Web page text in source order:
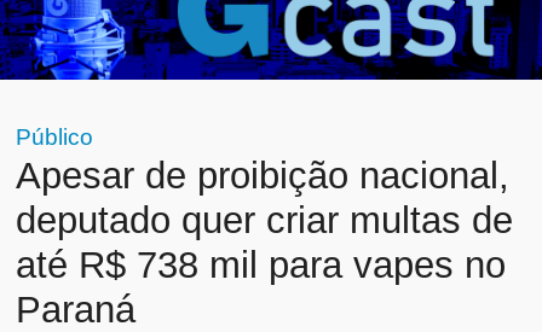
Público
Apesar de proibição nacional,
deputado quer criar multas de
até R$ 738 mil para vapes no
Paraná